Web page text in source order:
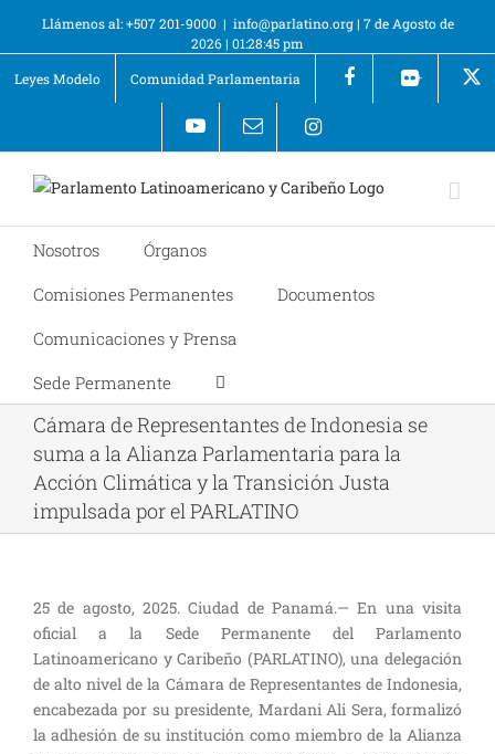
Llámenos al: +507 201-9000 | info@parlatino.org| 7 de Agosto de
2026| 01:28:45 pm
Leyes Modelo
Comunidad Parlamentaria +
Nosotros
Órganos
Comisiones Permanentes
Documentos
Comunicaciones y Prensa
Sede Permanente
Cámara de Representantes de Indonesia se
suma a la Alianza Parlamentaria para la
Acción Climática y la Transición Justa
impulsada por el PARLATINO
25 de agosto, 2025. Ciudad de Panamá.— En una visita
oficial a la Sede Permanente del Parlamento
Latinoamericano y Caribeño (PARLATINO), una delegación
de alto nivel de la Cámara de Representantes de Indonesia,
encabezada por su presidente, Mardani Ali Sera, formalizó
la adhesión de su institución como miembro de la Alianza